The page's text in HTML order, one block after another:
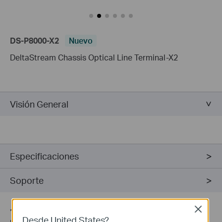
DS-P8000-X2
Nuevo
DeltaStream Chassis Optical Line Terminal-X2
Visión General
Especificaciones
Soporte
*
Service boards may be sold separately, you can contact your
Desde United States?
Close